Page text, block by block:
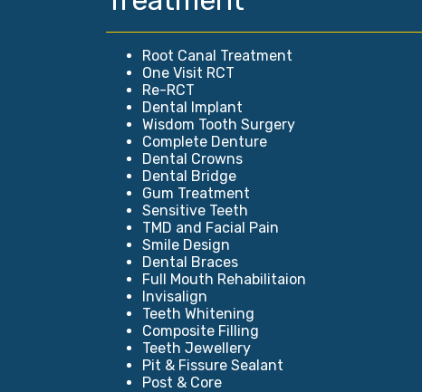
Root Canal Treatment
One Visit RCT
Re-RCT
Dental Implant
Wisdom Tooth Surgery
Complete Denture
Dental Crowns
Dental Bridge
Gum Treatment
Sensitive Teeth
TMD and Facial Pain
Smile Design
Dental Braces
Full Mouth Rehabilitaion
Invisalign
Teeth Whitening
Composite Filling
Teeth Jewellery
Pit & Fissure Sealant
Post & Core